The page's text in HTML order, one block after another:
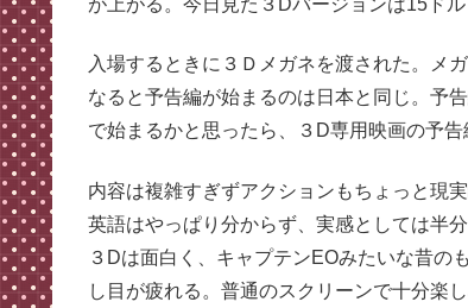
入場するときに３Ｄメガネを渡された。メ
なると予告編が始まるのは日本と同じ。予
で始まるかと思ったら、３D専用映画の予
内容は複雑すぎずアクションもちょっと現
英語はやっぱり分からず、実感としては半
３Dは面白く、キャプテンEOみたいな昔の
し目が疲れる。普通のスクリーンで十分楽し